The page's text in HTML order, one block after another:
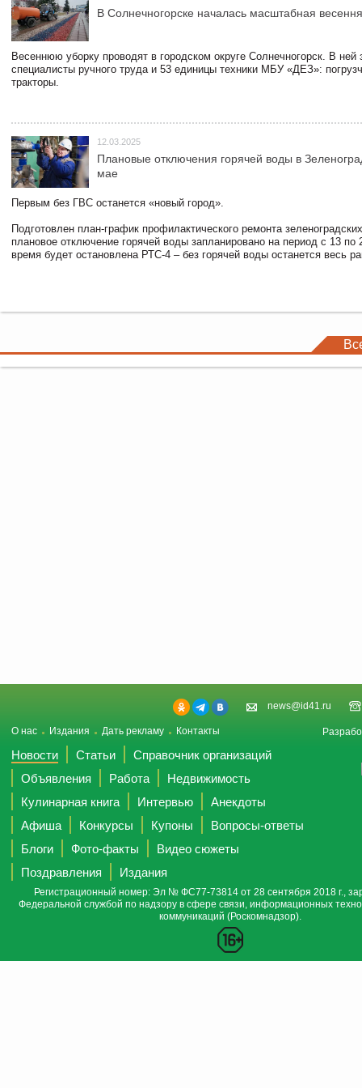
В Солнечногорске началась масштабная
Весеннюю уборку проводят в городском округе Солнечногорск. В ней
специалисты ручного труда и 53 единицы техники МБУ «ДЕЗ»:
тракторы.
12.03.2025
Плановые отключения горячей воды в
мае
Первым без ГВС останется «новый город».
Подготовлен план-график профилактического ремонта
плановое отключение горячей воды запланировано на период с 13 по
время будет остановлена РТС-4 – без горячей воды останется весь
news@id41.ru
О нас Издания Дать рекламу Контакты
Новости Статьи
Справочник организаций
Объявления
Работа
Недвижимость
Кулинарная книга
Интервью
Анекдоты
Афиша
Конкурсы Купоны
Вопросы-ответы
Блоги
Фото-факты
Видео сюжеты
Поздравления
Издания
Регистрационный номер: Эл № ФС77-73814 от 28 сентября 2018 г.,
Федеральной службой по надзору в сфере связи, информационных
коммуникаций (Роскомнадзор).